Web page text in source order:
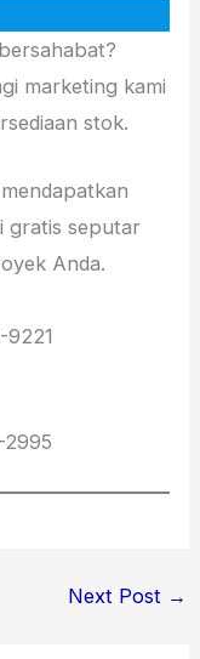
marketing kami
stok.
gratis seputar
Anda.
Next Post →